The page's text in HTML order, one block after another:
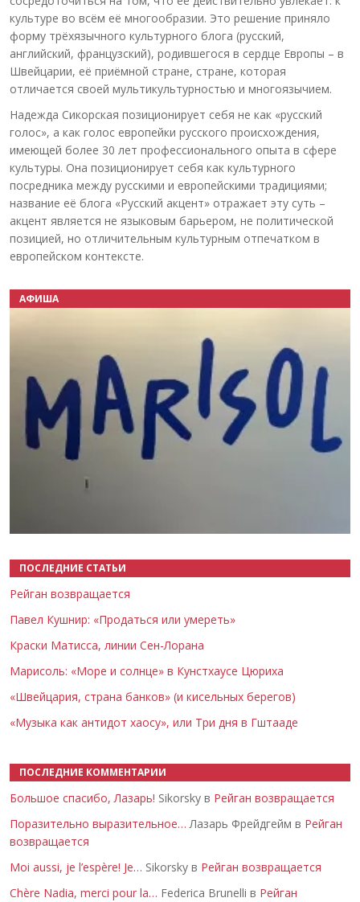
культуре во всём её многообразии. Это решение приняло
форму трёхязычного культурного блога (русский,
английский, французский), родившегося в сердце Европы – в
Швейцарии, её приёмной стране, стране, которая
отличается своей мультикультурностью и многоязычием.
Надежда Сикорская позиционирует себя не как «русский
голос», а как голос европейки русского происхождения,
имеющей более 30 лет профессионального опыта в сфере
культуры. Она позиционирует себя как культурного
посредника между русскими и европейскими традициями;
название её блога «Русский акцент» отражает эту суть –
акцент является не языковым барьером, не политической
позицией, но отличительным культурным отпечатком в
европейском контексте.
АФИША
ПОСЛЕДНИЕ СТАТЬИ
Рейган возвращается
Павел Кушнир: «Продаться или умереть»
Краски Матисса, линии Сен-Лорана
Марисоль: «Море и солнце» в Кунстхаусе Цюриха
«Швейцария, страна банков» (и кисельных берегов)
«Музыка как антидот хаосу», или Три дня в Гштааде
ПОСЛЕДНИЕ КОММЕНТАРИИ
Большое спасибо, Лазарь! Sikorsky в Рейган возвращается
Поразительно выразительное… Лазарь Фрейдгейм в Рейган
возвращается
Moi aussi, je l’espère! Je… Sikorsky в Рейган возвращается
Chère Nadia, merci pour la… Federica Brunelli в Рейган